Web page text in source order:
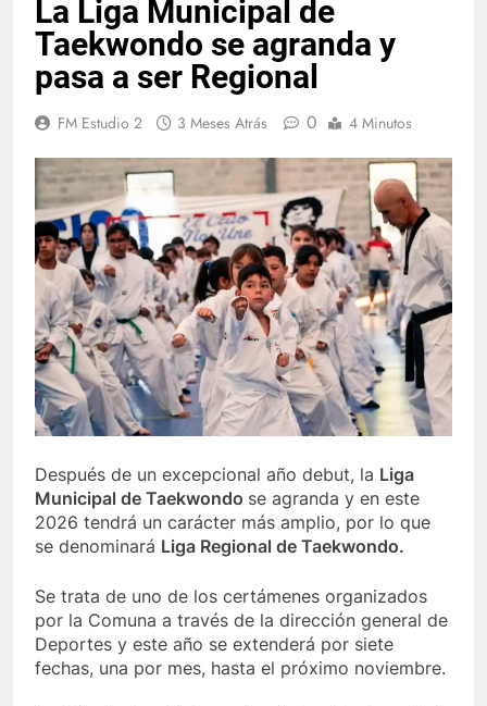
La Liga Municipal de
Taekwondo se agranda y
pasa a ser Regional
FM Estudio 2 3 Meses Atrás 0 4 Minutos
Después de un excepcional año debut, la Liga
Municipal de Taekwondo se agranda y en este
2026 tendrá un carácter más amplio, por lo que
se denominará Liga Regional de Taekwondo.
Se trata de uno de los certámenes organizados
por la Comuna a través de la dirección general de
Deportes y este año se extenderá por siete
fechas, una por mes, hasta el próximo noviembre.